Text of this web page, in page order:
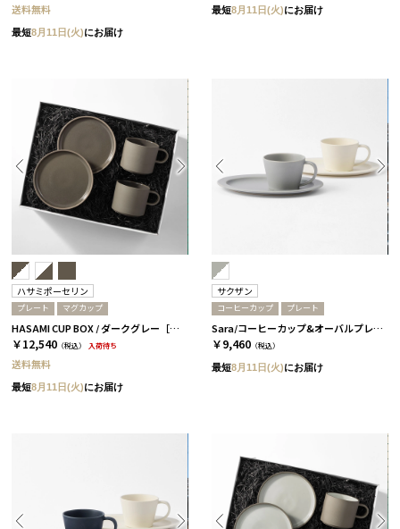
送料無料
最短8月11日(火)にお届け
最短8月11日(火)にお届け
ハサミポーセリン
プレート マグカップ
HASAMI CUP BOX / ダークグレー［ハサミポーセリン］
￥12,540 （税込） 入荷待ち
送料無料
最短8月11日(火)にお届け
サクザン
コーヒーカップ プレート
Sara/コーヒーカップ&オーバルプレート 4個セット/グレー＆ホワイト［サクザン］
￥9,460 （税込）
最短8月11日(火)にお届け